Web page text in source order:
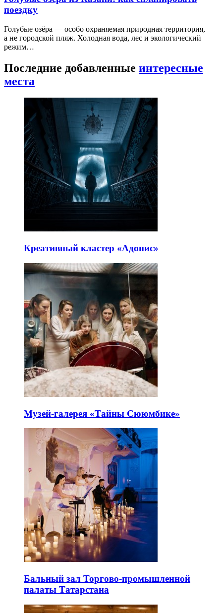
поездку
Голубые озёра — особо охраняемая природная территория,
а не городской пляж. Холодная вода, лес и экологический
режим…
Последние добавленные интересные
места
Креативный кластер «Адонис»
Музей-галерея «Тайны Сююмбике»
Бальный зал Торгово-промышленной
палаты Татарстана